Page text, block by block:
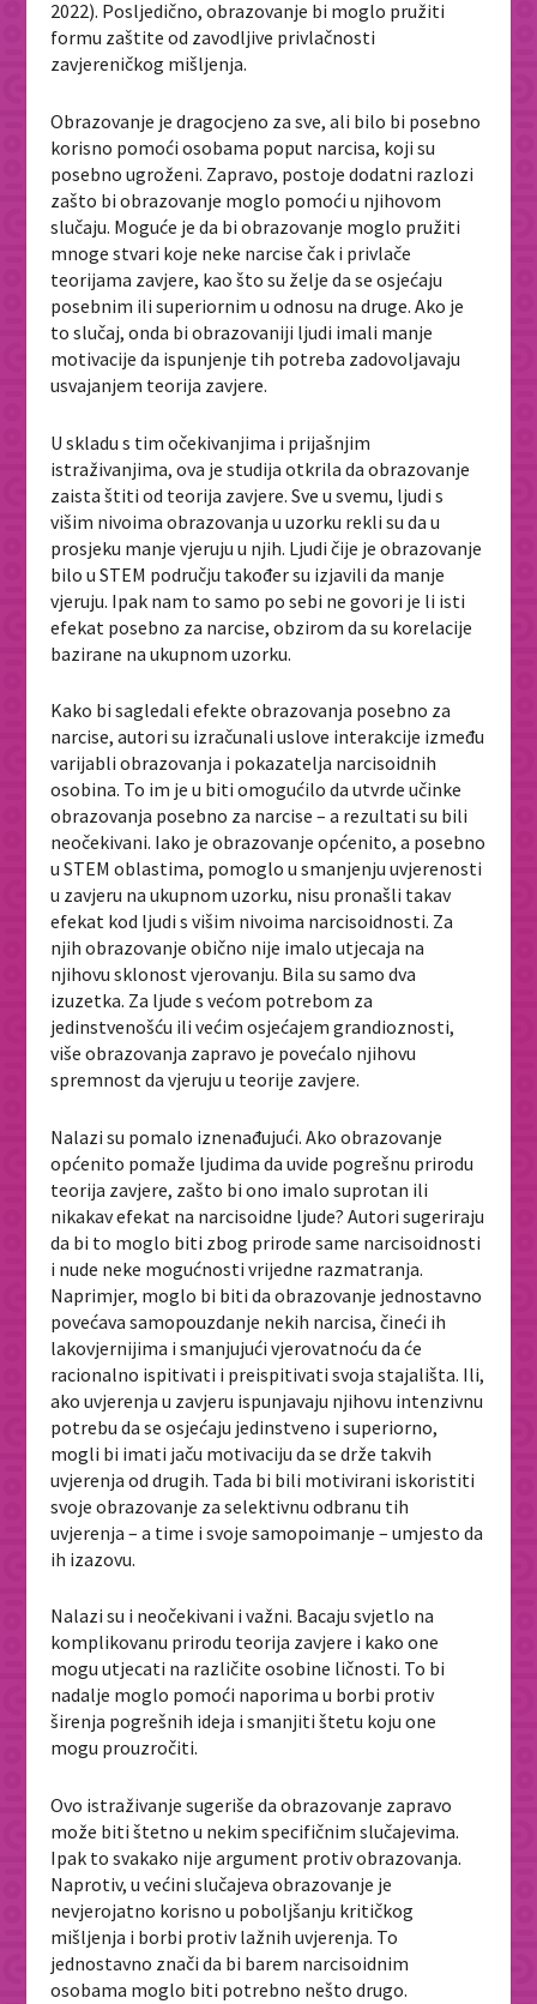
2022). Posljedično, obrazovanje bi moglo pružiti
formu zaštite od zavodljive privlačnosti
zavjereničkog mišljenja.
Obrazovanje je dragocjeno za sve, ali bilo bi posebno
korisno pomoći osobama poput narcisa, koji su
posebno ugroženi. Zapravo, postoje dodatni razlozi
zašto bi obrazovanje moglo pomoći u njihovom
slučaju. Moguće je da bi obrazovanje moglo pružiti
mnoge stvari koje neke narcise čak i privlače
teorijama zavjere, kao što su želje da se osjećaju
posebnim ili superiornim u odnosu na druge. Ako je
to slučaj, onda bi obrazovaniji ljudi imali manje
motivacije da ispunjenje tih potreba zadovoljavaju
usvajanjem teorija zavjere.
U skladu s tim očekivanjima i prijašnjim
istraživanjima, ova je studija otkrila da obrazovanje
zaista štiti od teorija zavjere. Sve u svemu, ljudi s
višim nivoima obrazovanja u uzorku rekli su da u
prosjeku manje vjeruju u njih. Ljudi čije je obrazovanje
bilo u STEM području također su izjavili da manje
vjeruju. Ipak nam to samo po sebi ne govori je li isti
efekat posebno za narcise, obzirom da su korelacije
bazirane na ukupnom uzorku.
Kako bi sagledali efekte obrazovanja posebno za
narcise, autori su izračunali uslove interakcije između
varijabli obrazovanja i pokazatelja narcisoidnih
osobina. To im je u biti omogućilo da utvrde učinke
obrazovanja posebno za narcise – a rezultati su bili
neočekivani. Iako je obrazovanje općenito, a posebno
u STEM oblastima, pomoglo u smanjenju uvjerenosti
u zavjeru na ukupnom uzorku, nisu pronašli takav
efekat kod ljudi s višim nivoima narcisoidnosti. Za
njih obrazovanje obično nije imalo utjecaja na
njihovu sklonost vjerovanju. Bila su samo dva
izuzetka. Za ljude s većom potrebom za
jedinstvenošću ili većim osjećajem grandioznosti,
više obrazovanja zapravo je povećalo njihovu
spremnost da vjeruju u teorije zavjere.
Nalazi su pomalo iznenađujući. Ako obrazovanje
općenito pomaže ljudima da uvide pogrešnu prirodu
teorija zavjere, zašto bi ono imalo suprotan ili
nikakav efekat na narcisoidne ljude? Autori sugeriraju
da bi to moglo biti zbog prirode same narcisoidnosti
i nude neke mogućnosti vrijedne razmatranja.
Naprimjer, moglo bi biti da obrazovanje jednostavno
povećava samopouzdanje nekih narcisa, čineći ih
lakovjernijima i smanjujući vjerovatnoću da će
racionalno ispitivati i preispitivati svoja stajališta. Ili,
ako uvjerenja u zavjeru ispunjavaju njihovu intenzivnu
potrebu da se osjećaju jedinstveno i superiorno,
mogli bi imati jaču motivaciju da se drže takvih
uvjerenja od drugih. Tada bi bili motivirani iskoristiti
svoje obrazovanje za selektivnu odbranu tih
uvjerenja – a time i svoje samopoimanje – umjesto da
ih izazovu.
Nalazi su i neočekivani i važni. Bacaju svjetlo na
komplikovanu prirodu teorija zavjere i kako one
mogu utjecati na različite osobine ličnosti. To bi
nadalje moglo pomoći naporima u borbi protiv
širenja pogrešnih ideja i smanjiti štetu koju one
mogu prouzročiti.
Ovo istraživanje sugeriše da obrazovanje zapravo
može biti štetno u nekim specifičnim slučajevima.
Ipak to svakako nije argument protiv obrazovanja.
Naprotiv, u većini slučajeva obrazovanje je
nevjerojatno korisno u poboljšanju kritičkog
mišljenja i borbi protiv lažnih uvjerenja. To
jednostavno znači da bi barem narcisoidnim
osobama moglo biti potrebno nešto drugo.